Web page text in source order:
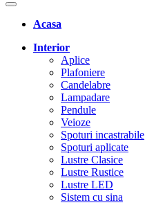
Acasa
Interior
Aplice
Plafoniere
Candelabre
Lampadare
Pendule
Veioze
Spoturi incastrabile
Spoturi aplicate
Lustre Clasice
Lustre Rustice
Lustre LED
Sistem cu sina